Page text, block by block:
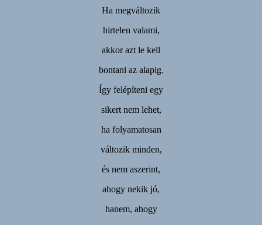
Ha megváltozik
hirtelen valami,
akkor azt le kell
bontani az alapig.
Így felépíteni egy
sikert nem lehet,
ha folyamatosan
változik minden,
és nem aszerint,
ahogy nekik jó,
hanem, ahogy